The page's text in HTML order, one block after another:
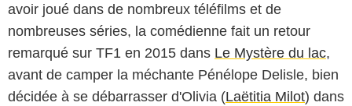
avoir joué dans de nombreux téléfilms et de
nombreuses séries, la comédienne fait un retour
remarqué sur TF1 en 2015 dans Le Mystère du lac,
avant de camper la méchante Pénélope Delisle, bien
décidée à se débarrasser d'Olivia (Laëtitia Milot) dans